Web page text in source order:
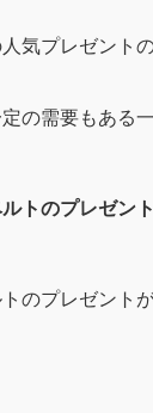
気プレゼントの
の需要もある一
トのプレゼン
のプレゼント